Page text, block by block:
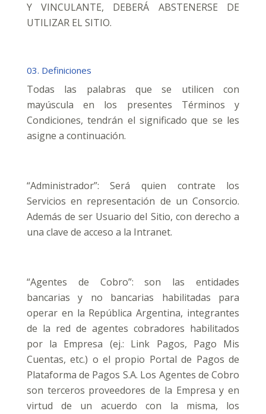
Y VINCULANTE, DEBERÁ ABSTENERSE DE
UTILIZAR EL SITIO.
03. Definiciones
Todas las palabras que se utilicen con
mayúscula en los presentes Términos y
Condiciones, tendrán el significado que se les
asigne a continuación.
“Administrador”: Será quien contrate los
Servicios en representación de un Consorcio.
Además de ser Usuario del Sitio, con derecho a
una clave de acceso a la Intranet.
“Agentes de Cobro”: son las entidades
bancarias y no bancarias habilitadas para
operar en la República Argentina, integrantes
de la red de agentes cobradores habilitados
por la Empresa (ej.: Link Pagos, Pago Mis
Cuentas, etc.) o el propio Portal de Pagos de
Plataforma de Pagos S.A. Los Agentes de Cobro
son terceros proveedores de la Empresa y en
virtud de un acuerdo con la misma, los